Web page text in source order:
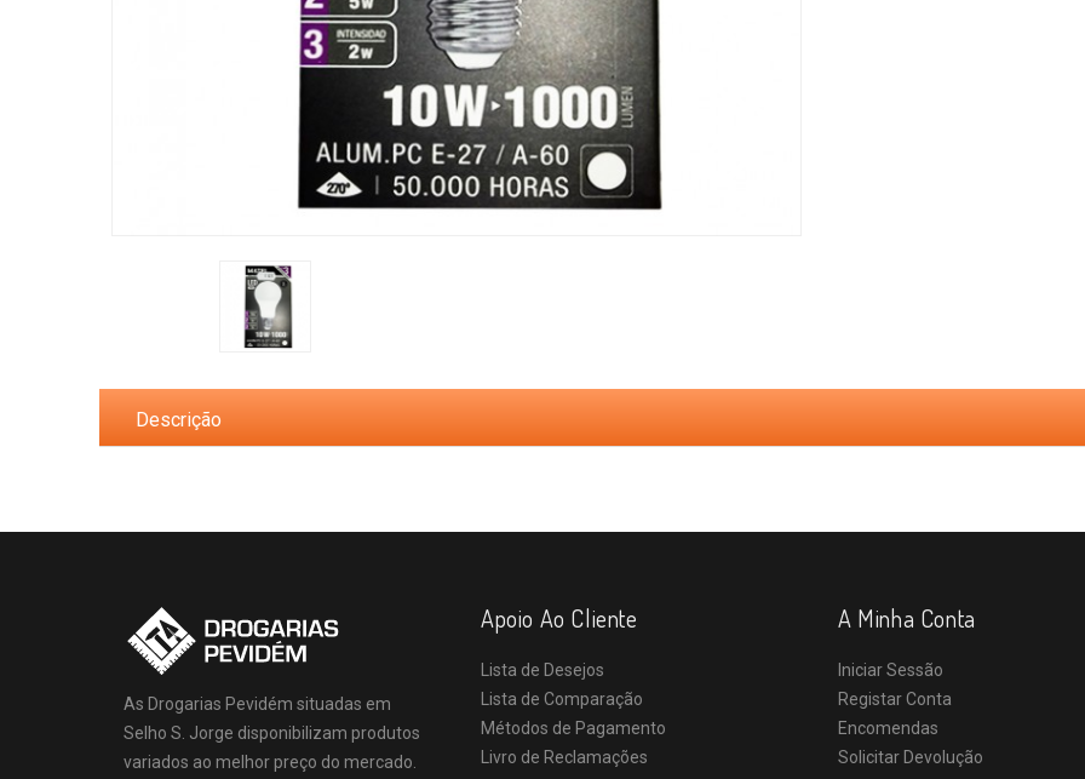
Descrição
As Drogarias Pevidém situadas em
Selho S. Jorge disponibilizam produtos
variados ao melhor preço do mercado.
Apoio Ao Cliente
Lista de Desejos
Lista de Comparação
Métodos de Pagamento
Livro de Reclamações
A Minha Conta
Iniciar Sessão
Registar Conta
Encomendas
Solicitar Devolução